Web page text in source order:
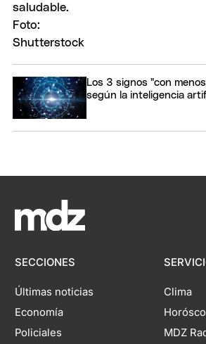
Los 3 signos "con
según la inteligencia
SECCIONES
Últimas noticias
Economía
Policiales
Clima
MDZ